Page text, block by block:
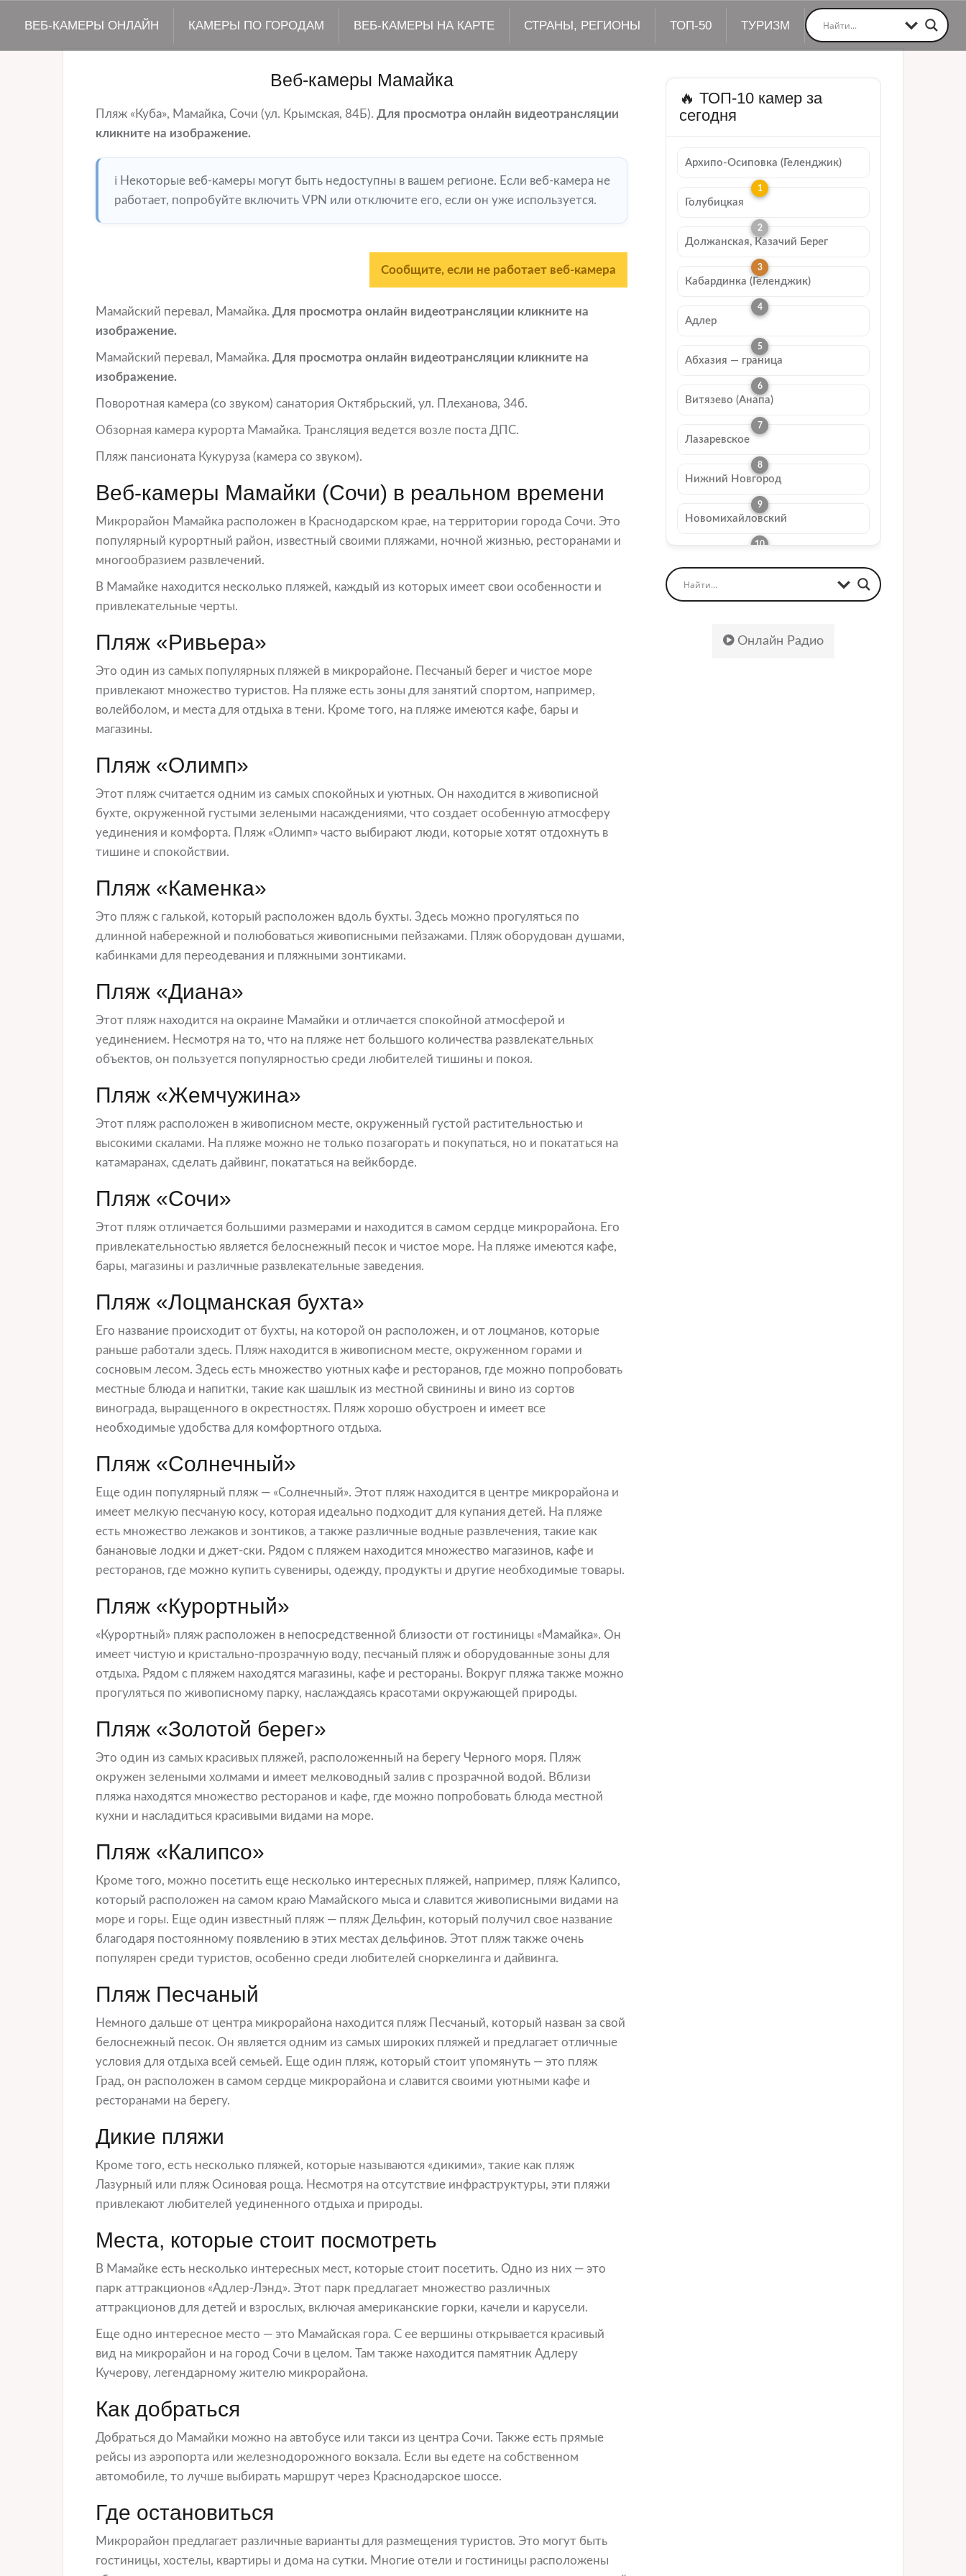
ВЕБ-КАМЕРЫ ОНЛАЙН КАМЕРЫ ПО ГОРОДАМ ВЕБ-КАМЕРЫ НА КАРТЕ СТРАНЫ, РЕГИОНЫ ТОП-50 ТУРИЗМ
Веб-камеры Мамайка
Пляж «Куба», Мамайка, Сочи (ул. Крымская, 84Б). Для просмотра онлайн видеотрансляции
кликните на изображение.
ℹ️ Некоторые веб-камеры могут быть недоступны в вашем регионе. Если веб-камера не
работает, попробуйте включить VPN или отключите его, если он уже используется.
Сообщите, если не работает веб-камера
Мамайский перевал, Мамайка. Для просмотра онлайн видеотрансляции кликните на
изображение.
Мамайский перевал, Мамайка. Для просмотра онлайн видеотрансляции кликните на
изображение.
Поворотная камера (со звуком) санатория Октябрьский, ул. Плеханова, 34б.
Обзорная камера курорта Мамайка. Трансляция ведется возле поста ДПС.
Пляж пансионата Кукуруза (камера со звуком).
Веб-камеры Мамайки (Сочи) в реальном времени
Микрорайон Мамайка расположен в Краснодарском крае, на территории города Сочи. Это
популярный курортный район, известный своими пляжами, ночной жизнью, ресторанами и
многообразием развлечений.
В Мамайке находится несколько пляжей, каждый из которых имеет свои особенности и
привлекательные черты.
Пляж «Ривьера»
Это один из самых популярных пляжей в микрорайоне. Песчаный берег и чистое море
привлекают множество туристов. На пляже есть зоны для занятий спортом, например,
волейболом, и места для отдыха в тени. Кроме того, на пляже имеются кафе, бары и
магазины.
Пляж «Олимп»
Этот пляж считается одним из самых спокойных и уютных. Он находится в живописной
бухте, окруженной густыми зелеными насаждениями, что создает особенную атмосферу
уединения и комфорта. Пляж «Олимп» часто выбирают люди, которые хотят отдохнуть в
тишине и спокойствии.
Пляж «Каменка»
Это пляж с галькой, который расположен вдоль бухты. Здесь можно прогуляться по
длинной набережной и полюбоваться живописными пейзажами. Пляж оборудован душами,
кабинками для переодевания и пляжными зонтиками.
Пляж «Диана»
Этот пляж находится на окраине Мамайки и отличается спокойной атмосферой и
уединением. Несмотря на то, что на пляже нет большого количества развлекательных
объектов, он пользуется популярностью среди любителей тишины и покоя.
Пляж «Жемчужина»
Этот пляж расположен в живописном месте, окруженный густой растительностью и
высокими скалами. На пляже можно не только позагорать и покупаться, но и покататься на
катамаранах, сделать дайвинг, покататься на вейкборде.
Пляж «Сочи»
Этот пляж отличается большими размерами и находится в самом сердце микрорайона. Его
привлекательностью является белоснежный песок и чистое море. На пляже имеются кафе,
бары, магазины и различные развлекательные заведения.
Пляж «Лоцманская бухта»
Его название происходит от бухты, на которой он расположен, и от лоцманов, которые
раньше работали здесь. Пляж находится в живописном месте, окруженном горами и
сосновым лесом. Здесь есть множество уютных кафе и ресторанов, где можно попробовать
местные блюда и напитки, такие как шашлык из местной свинины и вино из сортов
винограда, выращенного в окрестностях. Пляж хорошо обустроен и имеет все
необходимые удобства для комфортного отдыха.
Пляж «Солнечный»
Еще один популярный пляж — «Солнечный». Этот пляж находится в центре микрорайона и
имеет мелкую песчаную косу, которая идеально подходит для купания детей. На пляже
есть множество лежаков и зонтиков, а также различные водные развлечения, такие как
банановые лодки и джет-ски. Рядом с пляжем находится множество магазинов, кафе и
ресторанов, где можно купить сувениры, одежду, продукты и другие необходимые товары.
Пляж «Курортный»
«Курортный» пляж расположен в непосредственной близости от гостиницы «Мамайка». Он
имеет чистую и кристально-прозрачную воду, песчаный пляж и оборудованные зоны для
отдыха. Рядом с пляжем находятся магазины, кафе и рестораны. Вокруг пляжа также можно
прогуляться по живописному парку, наслаждаясь красотами окружающей природы.
Пляж «Золотой берег»
Это один из самых красивых пляжей, расположенный на берегу Черного моря. Пляж
окружен зелеными холмами и имеет мелководный залив с прозрачной водой. Вблизи
пляжа находятся множество ресторанов и кафе, где можно попробовать блюда местной
кухни и насладиться красивыми видами на море.
Пляж «Калипсо»
Кроме того, можно посетить еще несколько интересных пляжей, например, пляж Калипсо,
который расположен на самом краю Мамайского мыса и славится живописными видами на
море и горы. Еще один известный пляж — пляж Дельфин, который получил свое название
благодаря постоянному появлению в этих местах дельфинов. Этот пляж также очень
популярен среди туристов, особенно среди любителей сноркелинга и дайвинга.
Пляж Песчаный
Немного дальше от центра микрорайона находится пляж Песчаный, который назван за свой
белоснежный песок. Он является одним из самых широких пляжей и предлагает отличные
условия для отдыха всей семьей. Еще один пляж, который стоит упомянуть — это пляж
Град, он расположен в самом сердце микрорайона и славится своими уютными кафе и
ресторанами на берегу.
Дикие пляжи
Кроме того, есть несколько пляжей, которые называются «дикими», такие как пляж
Лазурный или пляж Осиновая роща. Несмотря на отсутствие инфраструктуры, эти пляжи
привлекают любителей уединенного отдыха и природы.
Места, которые стоит посмотреть
В Мамайке есть несколько интересных мест, которые стоит посетить. Одно из них — это
парк аттракционов «Адлер-Лэнд». Этот парк предлагает множество различных
аттракционов для детей и взрослых, включая американские горки, качели и карусели.
Еще одно интересное место — это Мамайская гора. С ее вершины открывается красивый
вид на микрорайон и на город Сочи в целом. Там также находится памятник Адлеру
Кучерову, легендарному жителю микрорайона.
Как добраться
Добраться до Мамайки можно на автобусе или такси из центра Сочи. Также есть прямые
рейсы из аэропорта или железнодорожного вокзала. Если вы едете на собственном
автомобиле, то лучше выбирать маршрут через Краснодарское шоссе.
Где остановиться
Микрорайон предлагает различные варианты для размещения туристов. Это могут быть
гостиницы, хостелы, квартиры и дома на сутки. Многие отели и гостиницы расположены
🔥 ТОП-10 камер за
сегодня
Архипо-Осиповка (Геленджик)
Голубицкая
Должанская, Казачий Берег
Кабардинка (Геленджик)
Адлер
Абхазия — граница
Витязево (Анапа)
Лазаревское
Нижний Новгород
Новомихайловский
Онлайн Радио